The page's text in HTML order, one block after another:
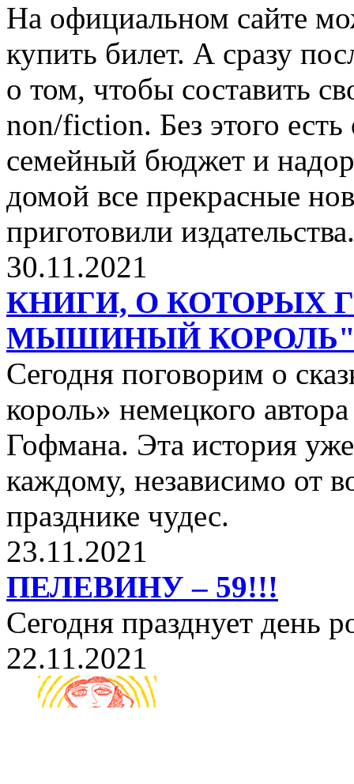
На официальном сайте
купить билет. А сразу
о том, чтобы составить
non/fiction. Без этого есть
семейный бюджет и
домой все прекрасные
приготовили издательства.
30.11.2021
КНИГИ, О КОТОРЫХ
МЫШИНЫЙ
Сегодня поговорим о
король» немецкого
Гофмана. Эта история
каждому, независимо от
празднике чудес.
23.11.2021
ПЕЛЕВИНУ – 59!!!
Сегодня празднует день
22.11.2021